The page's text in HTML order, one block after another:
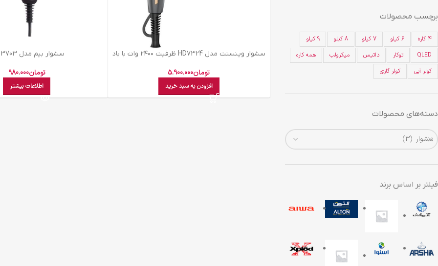
برچسب محصولات
4 کاره 6 کیلو 7 کیلو 8 کیلو
9 کیلو
QLED
توکار داتیس میکرولب
همه کاره
کولر آبی
کولر گازی
دسته‌های محصولات
سشوار (3)
فیلتر بر اساس برند
سشوار وینسنت مدل HD7324 ظرفیت ۲۴۰۰ وات با باد
تومان5.900.000
افزودن به سبد خرید
سشوار بيم مدل HD-3703
تومان980.000
اطلاعات بیشتر